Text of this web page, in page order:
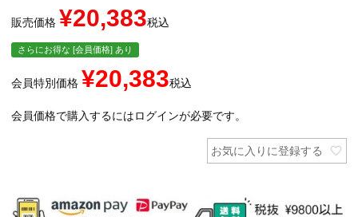
販売価格 ¥20,383税込
さらにお得な [会員価格] あり
会員特別価格 ¥20,383税込
会員価格で購入するにはログインが必要です。
お気に入りに登録する